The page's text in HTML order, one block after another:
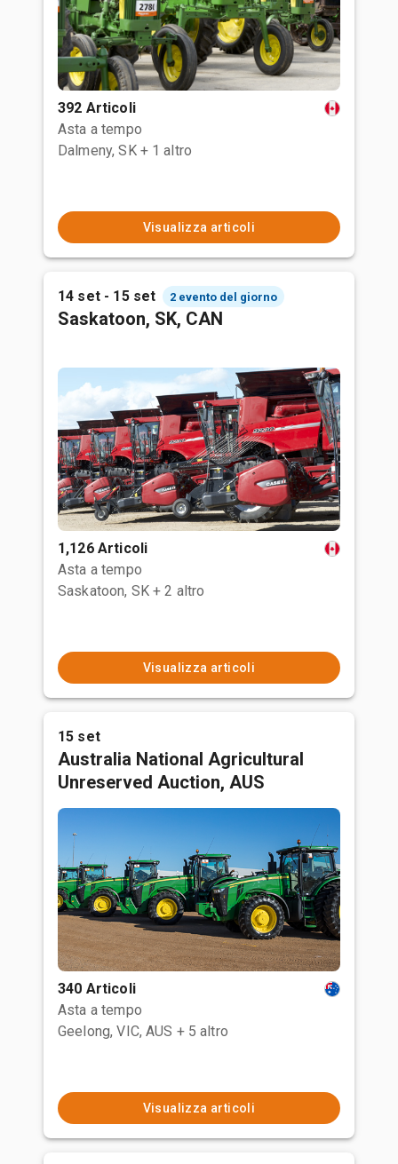
392 Articoli
Asta a tempo
Dalmeny, SK + 1 altro
Visualizza articoli
14 set - 15 set 2 evento del giorno
Saskatoon, SK, CAN
1,126 Articoli
Asta a tempo
Saskatoon, SK + 2 altro
Visualizza articoli
15 set
Australia National Agricultural
Unreserved Auction, AUS
340 Articoli
Asta a tempo
Geelong, VIC, AUS + 5 altro
Visualizza articoli